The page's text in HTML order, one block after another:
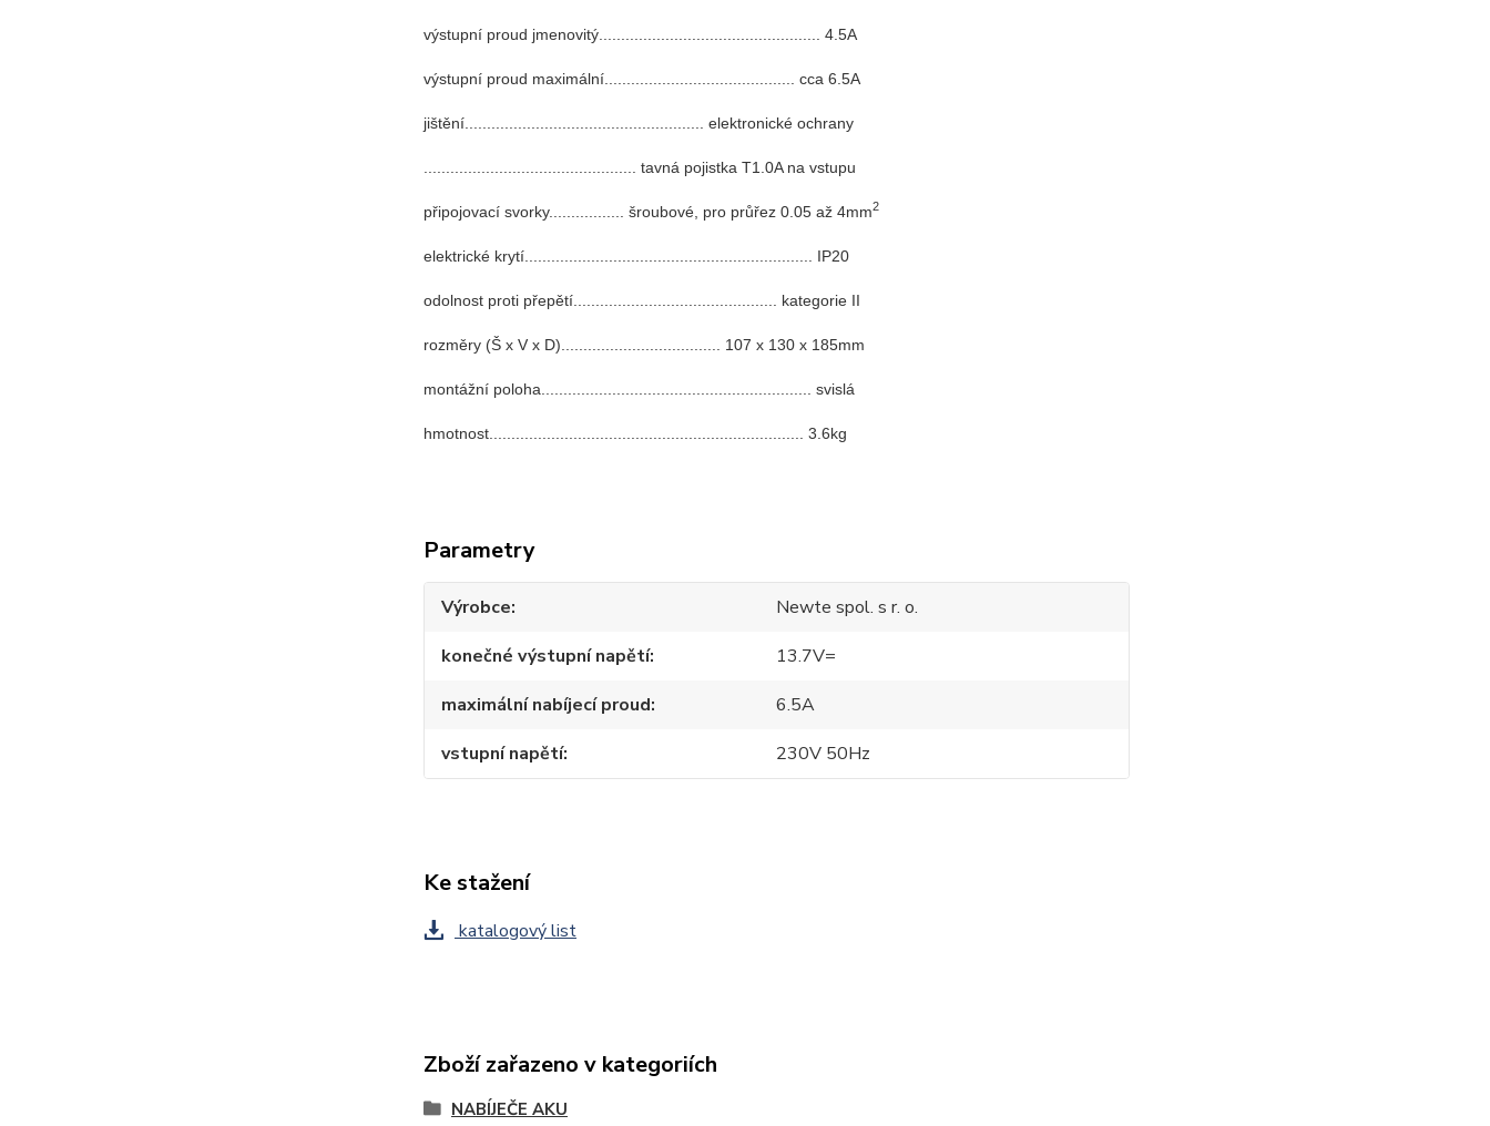
výstupní proud jmenovitý.................................................. 4.5A
výstupní proud maximální........................................... cca 6.5A
jištění...................................................... elektronické ochrany
................................................ tavná pojistka T1.0A na vstupu
připojovací svorky................. šroubové, pro průřez 0.05 až 4mm2
elektrické krytí................................................................. IP20
odolnost proti přepětí.............................................. kategorie II
rozměry (Š x V x D).................................... 107 x 130 x 185mm
montážní poloha............................................................. svislá
hmotnost....................................................................... 3.6kg
Parametry
Výrobce
Newte spol. s r. o.
konečné výstupní napětí
13.7V=
maximální nabíjecí proud
6.5A
vstupní napětí
230V 50Hz
Ke stažení
katalogový list
Zboží zařazeno v kategoriích
NABÍJEČE AKU